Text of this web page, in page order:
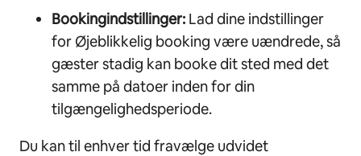
Bookingindstillinger: Lad dine indstillinger
for Øjeblikkelig booking være uændrede, så
gæster stadig kan booke dit sted med det
samme på datoer inden for din
tilgængelighedsperiode.
Du kan til enhver tid fravælge udvidet